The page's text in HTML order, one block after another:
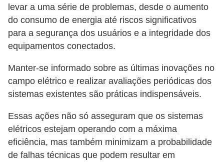
levar a uma série de problemas, desde o aumento
do consumo de energia até riscos significativos
para a segurança dos usuários e a integridade dos
equipamentos conectados.
Manter-se informado sobre as últimas inovações no
campo elétrico e realizar avaliações periódicas dos
sistemas existentes são práticas indispensáveis.
Essas ações não só asseguram que os sistemas
elétricos estejam operando com a máxima
eficiência, mas também minimizam a probabilidade
de falhas técnicas que podem resultar em